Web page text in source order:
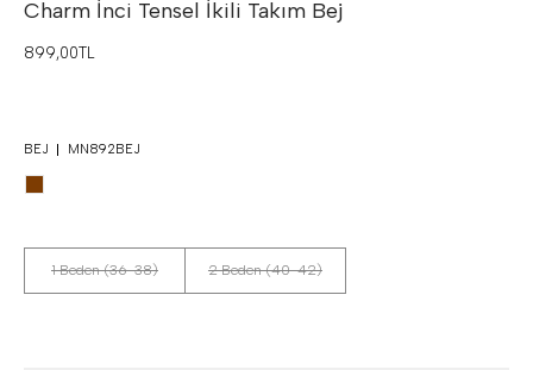
Charm İnci Tensel İkili Takım Bej
899,00TL
BEJ MN892BEJ
1 Beden (36-38) 2 Beden (40-42)